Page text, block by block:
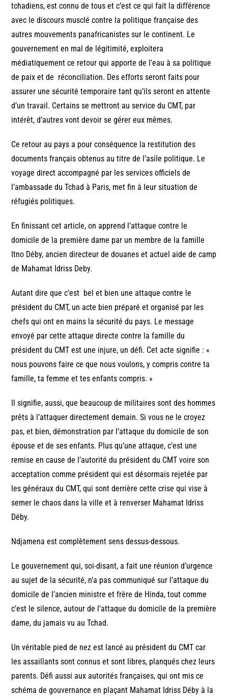
tchadiens, est connu de tous et c’est ce qui fait la différence
avec le discours musclé contre la politique française des
autres mouvements panafricanistes sur le continent. Le
gouvernement en mal de légitimité, exploitera
médiatiquement ce retour qui apporte de l’eau à sa politique
de paix et de réconciliation. Des efforts seront faits pour
assurer une sécurité temporaire tant qu’ils seront en attente
d’un travail. Certains se mettront au service du CMT, par
intérêt, d’autres vont devoir se gérer eux mêmes.
Ce retour au pays a pour conséquence la restitution des
documents français obtenus au titre de l’asile politique. Le
voyage direct accompagné par les services officiels de
l’ambassade du Tchad à Paris, met fin à leur situation de
réfugiés politiques.
En finissant cet article, on apprend l’attaque contre le
domicile de la première dame par un membre de la famille
Itno Déby, ancien directeur de douanes et actuel aide de camp
de Mahamat Idriss Deby.
Autant dire que c’est bel et bien une attaque contre le
président du CMT, un acte bien préparé et organisé par les
chefs qui ont en mains la sécurité du pays. Le message
envoyé par cette attaque directe contre la famille du
président du CMT est une injure, un défi. Cet acte signifie : «
nous pouvons faire ce que nous voulons, y compris contre ta
famille, ta femme et tes enfants compris. »
Il signifie, aussi, que beaucoup de militaires sont des hommes
prêts à l’attaquer directement demain. Si vous ne le croyez
pas, et bien, démonstration par l’attaque du domicile de son
épouse et de ses enfants. Plus qu’une attaque, c’est une
remise en cause de l’autorité du président du CMT voire son
acceptation comme président qui est désormais rejetée par
les généraux du CMT, qui sont derrière cette crise qui vise à
semer le chaos dans la ville et à renverser Mahamat Idriss
Déby.
Ndjamena est complètement sens dessus-dessous.
Le gouvernement qui, soi-disant, a fait une réunion d’urgence
au sujet de la sécurité, n’a pas communiqué sur l’attaque du
domicile de l’ancien ministre et frère de Hinda, tout comme
c’est le silence, autour de l’attaque du domicile de la première
dame, du jamais vu au Tchad.
Un véritable pied de nez est lancé au président du CMT car
les assaillants sont connus et sont libres, planqués chez leurs
parents. Défi aussi aux autorités françaises, qui ont mis ce
schéma de gouvernance en plaçant Mahamat Idriss Déby à la